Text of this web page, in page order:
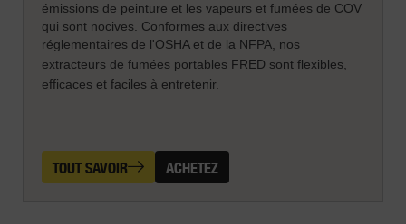
émissions de peinture et les vapeurs et fumées de COV
qui sont nocives. Conformes aux directives
réglementaires de l'OSHA et de la NFPA, nos
extracteurs de fumées portables FRED sont flexibles,
efficaces et faciles à entretenir.
TOUT SAVOIR ACHETEZ